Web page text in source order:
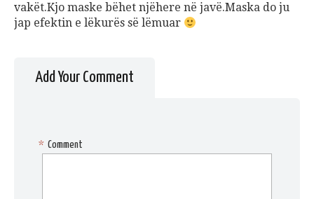
vakët.Kjo maske bëhet njëhere në javë.Maska do ju
jap efektin e lëkurës së lëmuar
Add Your Comment
Comment
*